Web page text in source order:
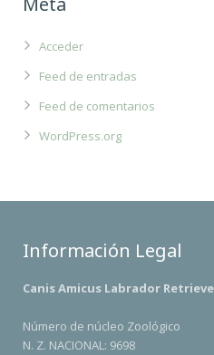
Acceder
Feed de entradas
Feed de comentarios
WordPress.org
Información Legal
Canis Amicus Labrador
Número de núcleo Zoológico
N. Z. NACIONAL: 9698